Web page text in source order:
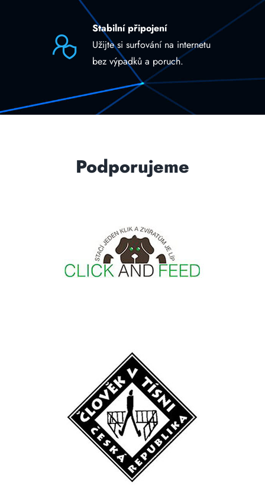
Stabilní připojení
Užijte si surfování na internetu
bez výpadků a poruch.
Podporujeme